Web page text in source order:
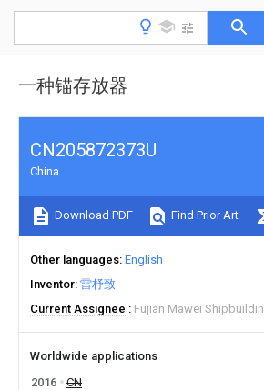
一种锚存放器
CN205872373U
China
Download PDF Find Prior Art
Other languages English
Inventor 雷杼致
Current Assignee
Fujian Mawei
Worldwide applications
2016
CN